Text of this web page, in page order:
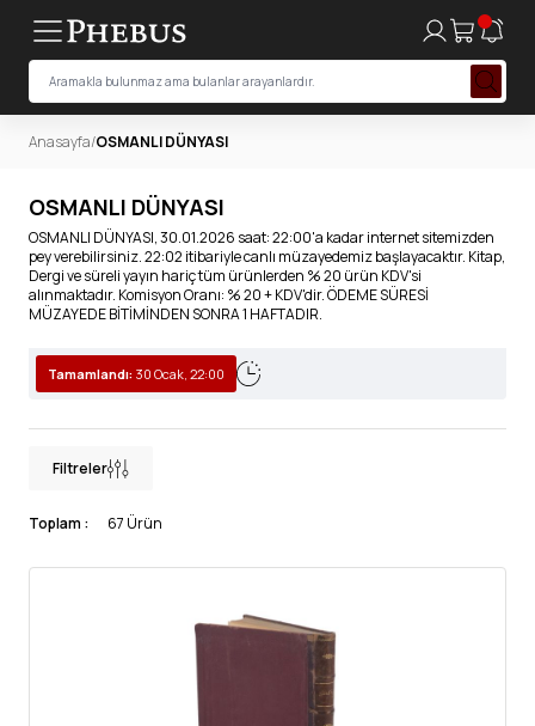
Anasayfa/OSMANLI DÜNYASI
OSMANLI DÜNYASI
OSMANLI DÜNYASI, 30.01.2026 saat: 22:00'a kadar internet sitemizden
pey verebilirsiniz. 22:02 itibariyle canlı müzayedemiz başlayacaktır. Kitap,
Dergi ve süreli yayın hariç tüm ürünlerden % 20 ürün KDV'si
alınmaktadır. Komisyon Oranı: % 20 + KDV'dir. ÖDEME SÜRESİ
MÜZAYEDE BİTİMİNDEN SONRA 1 HAFTADIR.
Tamamlandı: 30 Ocak, 22:00
Filtreler
Toplam : 67 Ürün